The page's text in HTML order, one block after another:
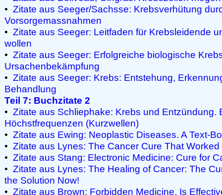
• Zitate aus Seeger/Sachsse: Krebsverhütung
Vorsorgemassnahmen
• Zitate aus Seeger: Leitfaden für Krebsleidende
wollen
• Zitate aus Seeger: Erfolgreiche biologische
Ursachenbekämpfung
• Zitate aus Seeger: Krebs: Entstehung,
Behandlung
Teil 7: Buchzitate 2
• Zitate aus Schliephake: Krebs und Entzündung.
Höchstfrequenzen (Kurzwellen)
• Zitate aus Ewing: Neoplastic Diseases. A Text-
• Zitate aus Lynes: The Cancer Cure That Worked
• Zitate aus Stang: Electronic Medicine: Cure for
• Zitate aus Lynes: The Healing of Cancer: The
the Solution Now!
• Zitate aus Brown: Forbidden Medicine. Is